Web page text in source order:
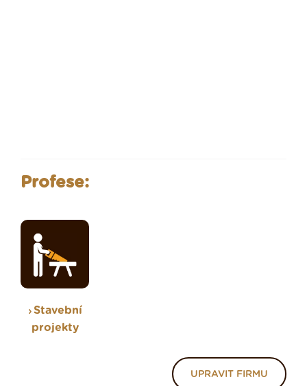
Profese:
Stavební
projekty
UPRAVIT FIRMU